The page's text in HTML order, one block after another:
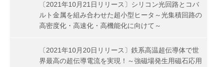
〔2021年10月21日リリース〕シリコン光回路とコバ
ルト金属を組み合わせた超小型ヒータ～光集積回路の
高密度化・高速化・高機能化に向けて～
〔2021年10月20日リリース〕鉄系高温超伝導体で世
界最高の超伝導電流を実現！～強磁場発生用磁石応用